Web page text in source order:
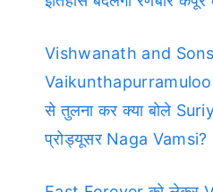
Vishwanath and
से तुलना कर क्या बोले
प्रोड्यूसर Naga Vamsi?